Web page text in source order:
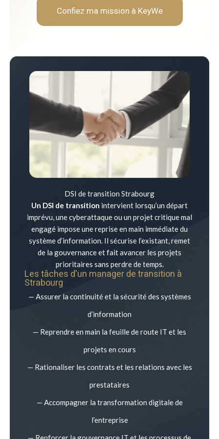
Confiez ma mission à KeyWe
DSI de transition Strabourg
Un DSI de transition intervient lorsqu’un départ
imprévu, une cyberattaque ou un projet critique mal
engagé impose une reprise en main immédiate du
système d’information. Il sécurise l’existant, remet
de la gouvernance et fait avancer les projets
prioritaires sans perdre de temps.
Les tâches d'un manager de transition à
Strabourg
— Assurer la continuité et la sécurité des systèmes
d’information
— Reprendre en main la feuille de route IT et les
projets en cours
— Rationaliser les contrats et les relations avec les
prestataires
— Accompagner la transformation digitale de
l’entreprise